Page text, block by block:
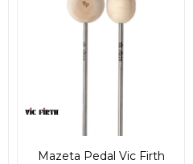
Mazeta Pedal Vic Firth